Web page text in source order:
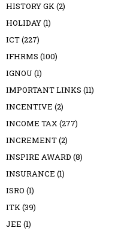
HISTORY GK(2)
HOLIDAY(1)
ICT(227)
IFHRMS (100)
IGNOU (1)
IMPORTANT LINKS (11)
INCENTIVE (2)
INCOME TAX(277)
INCREMENT(2)
INSPIRE AWARD (8)
INSURANCE (1)
ISRO (1)
ITK(39)
JEE (1)